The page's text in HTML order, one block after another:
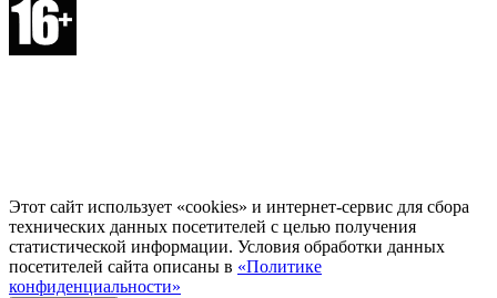
Этот сайт использует «cookies» и интернет-сервис для сбора
технических данных посетителей с целью получения
статистической информации. Условия обработки данных
посетителей сайта описаны в «Политике
конфиденциальности»